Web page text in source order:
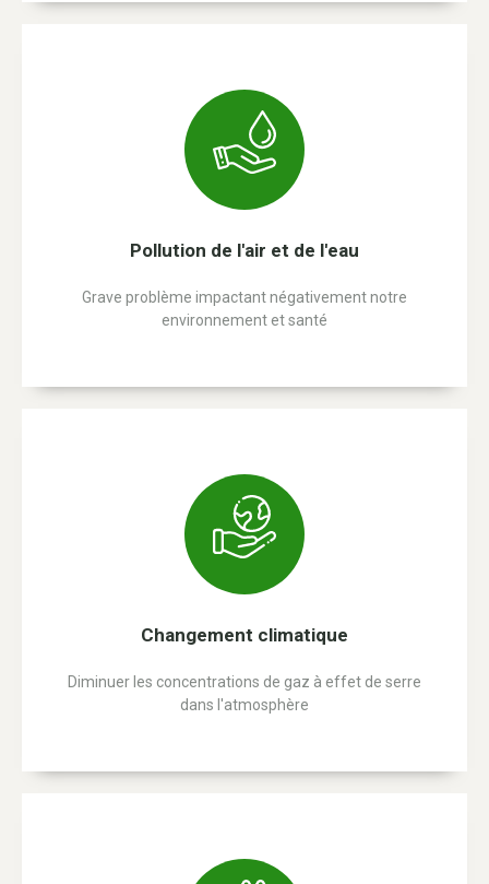
Pollution de l'air et de l'eau
Grave problème impactant négativement notre
environnement et santé
Changement climatique
Diminuer les concentrations de gaz à effet de serre
dans l'atmosphère